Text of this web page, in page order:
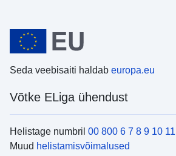
Seda veebisaiti haldab europa.eu
Võtke ELiga ühendust
Helistage numbril 00 800 6 7 8 9 10 11
Muud helistamisvõimalused